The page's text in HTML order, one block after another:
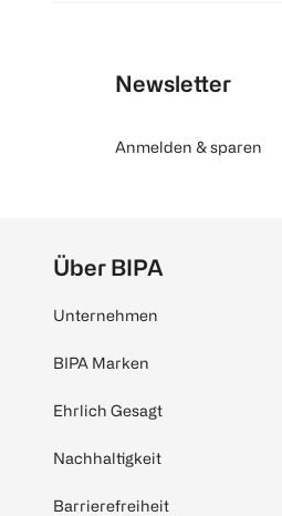
Newsletter
Anmelden & sparen
Über BIPA
Unternehmen
BIPA Marken
Ehrlich Gesagt
Nachhaltigkeit
Barrierefreiheit